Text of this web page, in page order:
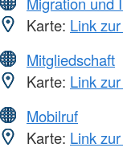
Karte: Link
Mitgliedschaft
Karte: Link
Mobilruf
Karte: Link